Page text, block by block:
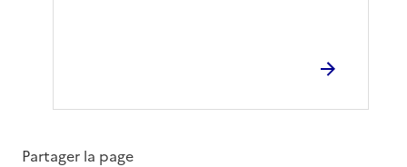
Partager la page